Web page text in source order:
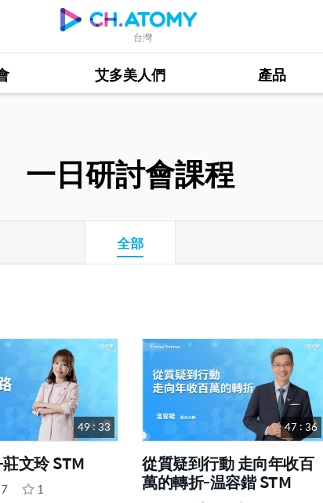
台灣
艾多美人們 產品
一日研討會課程
全部
49 : 33
文玲 STM
7
1
47 : 36
從質疑到行動 走向年收百
萬的轉折-温容鍇 STM